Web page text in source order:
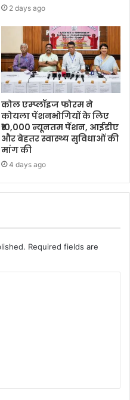
2 days ago
कोल एम्प्लॉइज फोरम ने
कोयला पेंशनभोगियों के लिए
₹10,000 न्यूनतम पेंशन, आईडीए
और बेहतर स्वास्थ्य सुविधाओं की
मांग की
4 days ago
Required fields are